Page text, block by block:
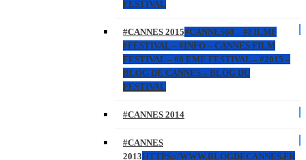
FESTIVAL
#CANNES 2015#CANNES68 – #FILMF
#FESTIVAL – #INFO – CANNES FILM
FESTIVAL – 68 EME FESTIVAL – #2015 –
BLOG DE CANNES – BLOG DU
FESTIVAL
#CANNES 2014
#CANNES
2013HTTPS://WWW.BLOGDECANNES.FR